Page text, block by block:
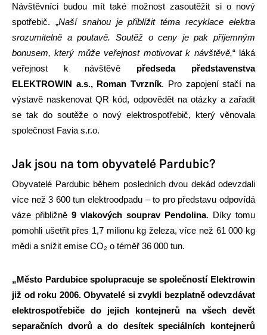
Návštěvníci budou mít také možnost zasoutěžit si o nový
spotřebič. „Naší snahou je přiblížit téma recyklace elektra
srozumitelně a poutavě. Soutěž o ceny je pak příjemným
bonusem, který může veřejnost motivovat k návštěvě,“láká
veřejnost k návštěvě předseda představenstva
ELEKTROWIN a.s., Roman Tvrzník. Pro zapojení stačí na
výstavě naskenovat QR kód, odpovědět na otázky a zařadit
se tak do soutěže o nový elektrospotřebič, který věnovala
společnost Favia s.r.o.
Jak jsou na tom obyvatelé Pardubic?
Obyvatelé Pardubic během posledních dvou dekád odevzdali
více než 3 600 tun elektroodpadu – to pro představu odpovídá
váze přibližně 9 vlakových souprav Pendolina. Díky tomu
pomohli ušetřit přes 1,7 milionu kg železa, více než 61 000 kg
mědi a snížit emise CO₂ o téměř 36 000 tun.
„Město Pardubice spolupracuje se společností Elektrowin
již od roku 2006. Obyvatelé si zvykli bezplatně odevzdávat
elektrospotřebiče do jejich kontejnerů na všech devět
separačních dvorů a do desítek speciálních kontejnerů